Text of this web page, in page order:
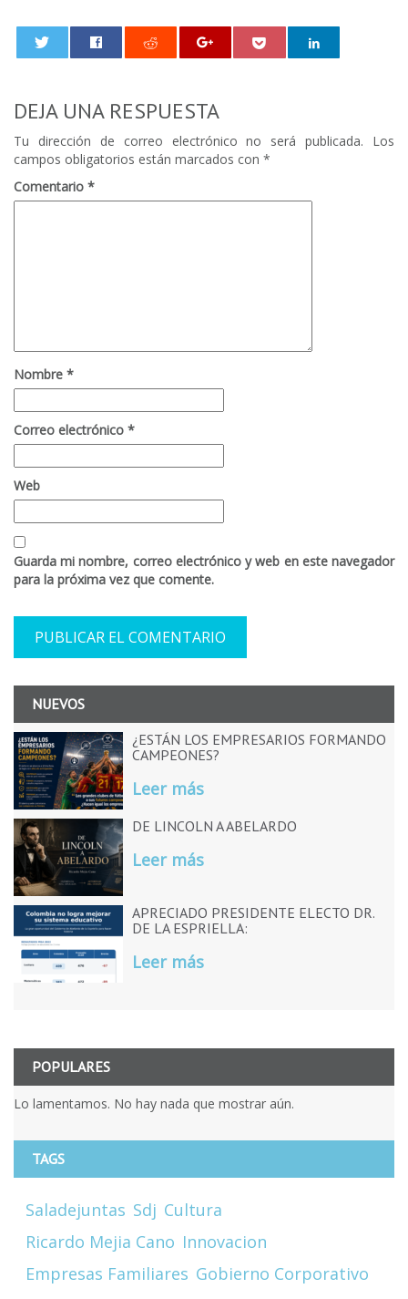
DEJA UNA RESPUESTA
Tu dirección de correo electrónico no será publicada.
Los
campos obligatorios están marcados con *
Comentario *
Nombre *
Correo electrónico *
Web
Guarda mi nombre, correo electrónico y web en este navegador
para la próxima vez que comente.
NUEVOS
¿ESTÁN LOS EMPRESARIOS FORMANDO
CAMPEONES?
Leer más
DE LINCOLN A ABELARDO
Leer más
APRECIADO PRESIDENTE ELECTO DR.
DE LA ESPRIELLA:
Leer más
POPULARES
Lo lamentamos. No hay nada que mostrar aún.
TAGS
Saladejuntas Sdj Cultura
Ricardo Mejia Cano Innovacion
Empresas Familiares Gobierno Corporativo